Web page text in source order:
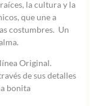
la cultura y la
que une a
costumbres. Un
Original.
de sus detalles
bonita